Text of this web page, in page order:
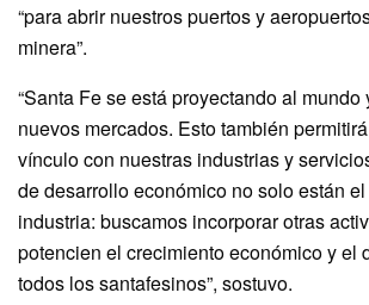
“para abrir nuestros puertos y
minera”.
“Santa Fe se está proyectando al
nuevos mercados. Esto también
vínculo con nuestras industrias y
de desarrollo económico no solo están
industria: buscamos incorporar otras
potencien el crecimiento económico y el
todos los santafesinos”, sostuvo.